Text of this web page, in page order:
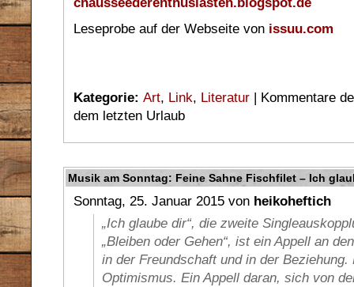
Leseprobe auf der Webseite von issuu.com
Kategorie: Art, Link, Literatur | Kommentare
dem letzten Urlaub
Musik am Sonntag: Feine Sahne Fischfilet – Ich
Sonntag, 25. Januar 2015 von heikoheftich
„Ich glaube dir“, die zweite
„Bleiben oder Gehen“, ist ein Appell an
in der Freundschaft und in der Beziehung.
Optimismus. Ein Appell daran, sich von